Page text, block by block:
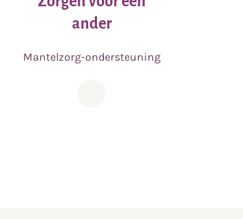
ander
Mantelzorg-ondersteuning